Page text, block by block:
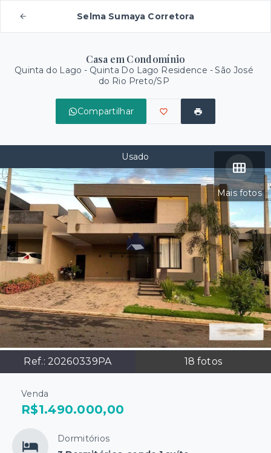
Selma Sumaya Corretora
Casa em Condomínio
Quinta do Lago - Quinta Do Lago Residence - São José
do Rio Preto/SP
Compartilhar
Mais fotos
Ref.: 20260339PA 18 fotos
Usado
Venda
R$1.490.000,00
Dormitórios